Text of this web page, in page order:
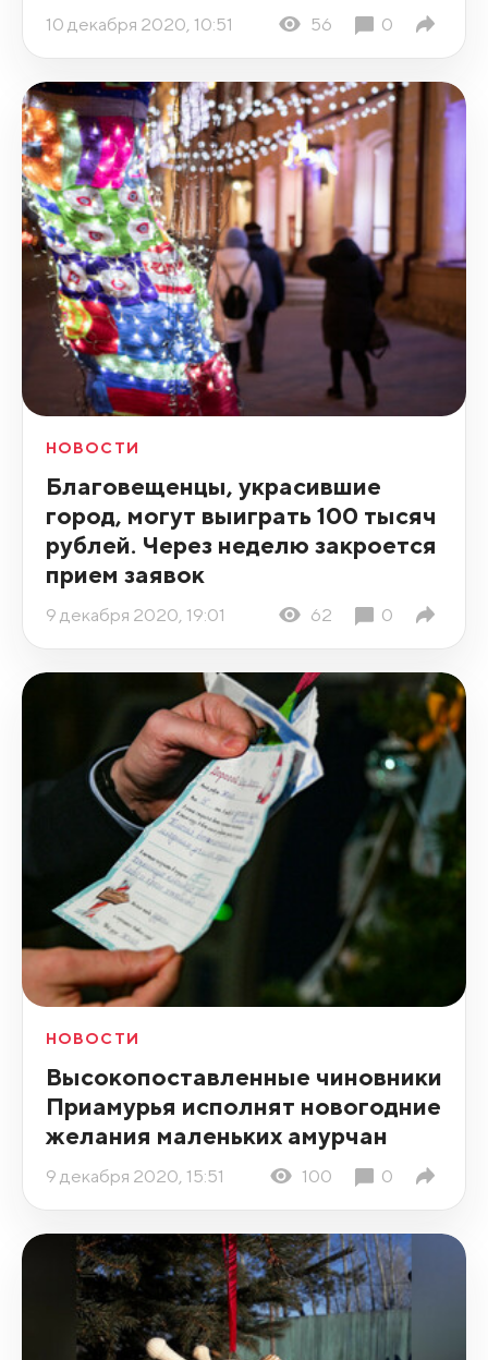
10 декабря 2020, 10:51 56 0
НОВОСТИ
Благовещенцы, украсившие
город, могут выиграть 100 тысяч
рублей. Через неделю закроется
прием заявок
9 декабря 2020, 19:01 62 0
НОВОСТИ
Высокопоставленные чиновники
Приамурья исполнят новогодние
желания маленьких амурчан
9 декабря 2020, 15:51 100 0